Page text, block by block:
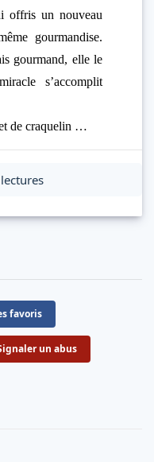
offris un nouveau
gourmandise.
gourmand, elle le
s’accomplit
de craquelin …
favoris
un abus